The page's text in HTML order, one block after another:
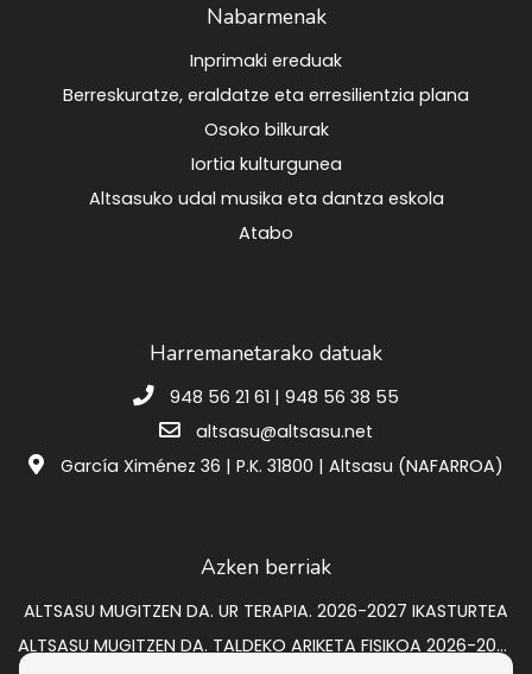
Nabarmenak
Inprimaki ereduak
Berreskuratze, eraldatze eta erresilientzia plana
Osoko bilkurak
Iortia kulturgunea
Altsasuko udal musika eta dantza eskola
Atabo
Harremanetarako datuak
948 56 21 61 | 948 56 38 55
altsasu@altsasu.net
García Ximénez 36 | P.K. 31800 | Altsasu (NAFARROA)
Azken berriak
ALTSASU MUGITZEN DA. UR TERAPIA. 2026-2027 IKASTURTEA
ALTSASU MUGITZEN DA. TALDEKO ARIKETA FISIKOA 2026-2027 IKASTURTEA